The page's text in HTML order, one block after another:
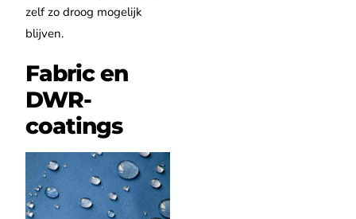
zelf zo droog mogelijk
blijven.
Fabric en
DWR-
coatings